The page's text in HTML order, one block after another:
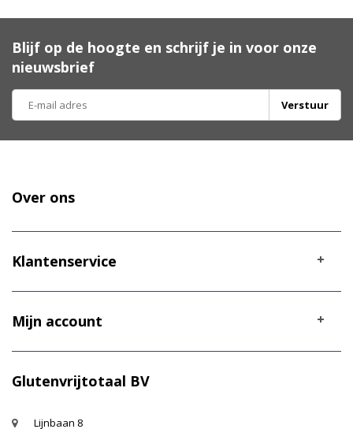
Blijf op de hoogte en schrijf je in voor onze
nieuwsbrief
Verstuur
Over ons
Klantenservice
Mijn account
Glutenvrijtotaal BV
Lijnbaan 8